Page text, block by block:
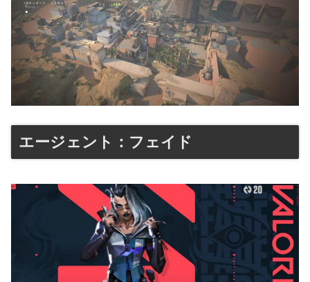
エージェント：フェイド